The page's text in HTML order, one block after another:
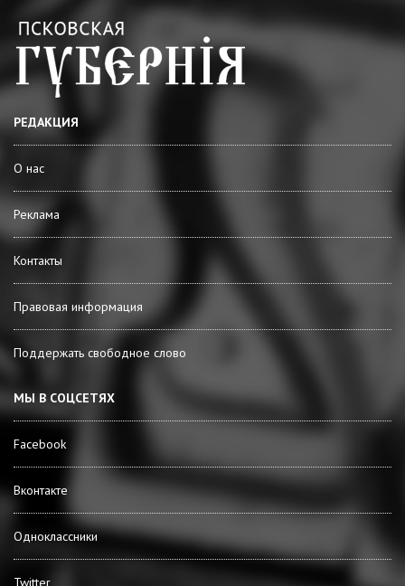
РЕДАКЦИЯ
О нас
Реклама
Контакты
Правовая информация
Поддержать свободное слово
МЫ В СОЦСЕТЯХ
Facebook
Вконтакте
Одноклассники
Twitter